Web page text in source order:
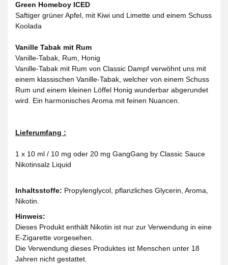
Green Homeboy ICED
Saftiger grüner Apfel, mit Kiwi und Limette und einem Schuss
Koolada
Vanille Tabak mit Rum
Vanille-Tabak, Rum, Honig
Vanille-Tabak mit Rum von Classic Dampf verwöhnt uns mit
einem klassischen Vanille-Tabak, welcher von einem Schuss
Rum und einem kleinen Löffel Honig wunderbar abgerundet
wird. Ein harmonisches Aroma mit feinen Nuancen.
Lieferumfang :
1 x 10 ml / 10 mg oder 20 mg GangGang by Classic Sauce
Nikotinsalz Liquid
Inhaltsstoffe: Propylenglycol, pflanzliches Glycerin, Aroma,
Nikotin.
Hinweis:
Dieses Produkt enthält Nikotin ist nur zur Verwendung in eine
E-Zigarette vorgesehen.
Die Verwendung dieses Produktes ist Menschen unter 18
Jahren nicht gestattet.